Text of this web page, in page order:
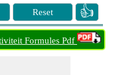
Reset 👍
Formules Pdf